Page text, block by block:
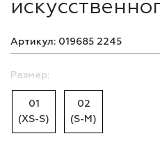
Артикул: 019685 2245
Размер:
01
(XS-S)
02
(S-M)